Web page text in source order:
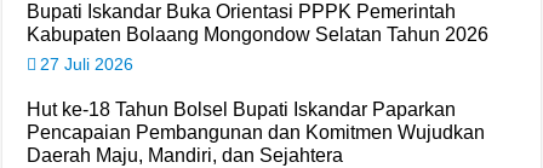
Bupati Iskandar Buka Orientasi PPPK Pemerintah
Kabupaten Bolaang Mongondow Selatan Tahun 2026
27 Juli 2026
Hut ke-18 Tahun Bolsel Bupati Iskandar Paparkan
Pencapaian Pembangunan dan Komitmen Wujudkan
Daerah Maju, Mandiri, dan Sejahtera